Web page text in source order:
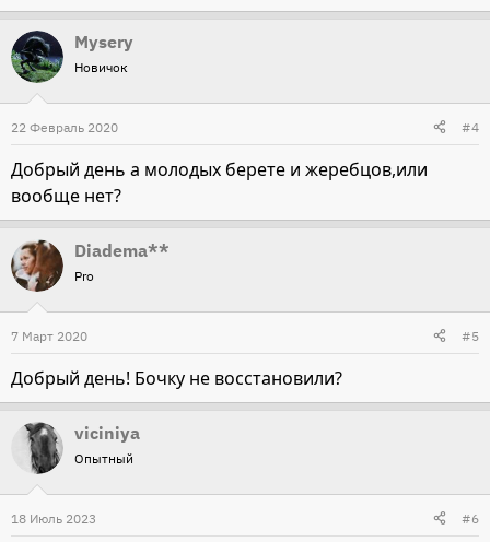
Mysery
Новичок
22 Февраль 2020 #4
Добрый день а молодых берете и жеребцов,или
вообще нет?
Diadema**
Pro
7 Март 2020 #5
Добрый день! Бочку не восстановили?
viciniya
Опытный
18 Июль 2023 #6